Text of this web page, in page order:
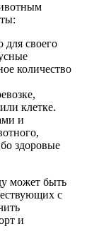
для своего
количество
клетке.
и
здоровые
может быть
с
и